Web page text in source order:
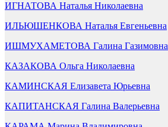
ИГНАТОВА Наталья Николаевна
ИЛЬЮШЕНКОВА Наталья Евгеньевна
ИШМУХАМЕТОВА Галина Газимовна
КАЗАКОВА Ольга Николаевна
КАМИНСКАЯ Елизавета Юрьевна
КАПИТАНСКАЯ Галина Валерьевна